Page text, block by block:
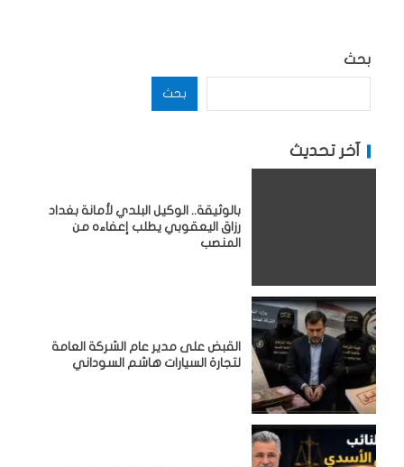
بحث
بحث
آخر تحديث
بالوثيقة.. الوكيل البلدي لأمانة بغداد
رزاق اليعقوبي يطلب إعفاءه من
المنصب
القبض على مدير عام الشركة العامة
لتجارة السيارات هاشم السوداني